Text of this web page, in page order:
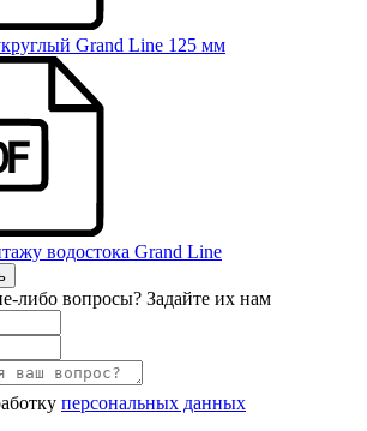
Grand Line 125 мм
водостока Grand Line
либо вопросы? Задайте их нам
персональных данных